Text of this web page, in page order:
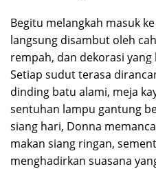
Begitu melangkah masuk
langsung disambut oleh
rempah, dan dekorasi
Setiap sudut terasa
dinding batu alami, meja
sentuhan lampu gantung
siang hari, Donna
makan siang ringan,
menghadirkan suasana